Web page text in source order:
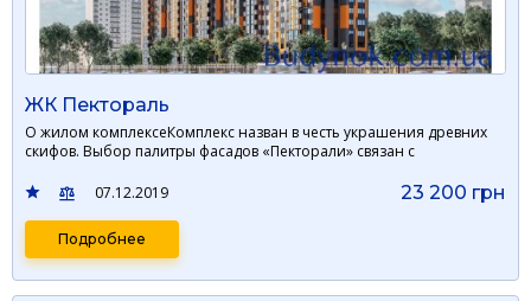
ЖК Пектораль
О жилом комплексеКомплекс назван в честь украшения древних
скифов. Выбор палитры фасадов «Пекторали» связан с
07.12.2019
23 200 грн
Подробнее